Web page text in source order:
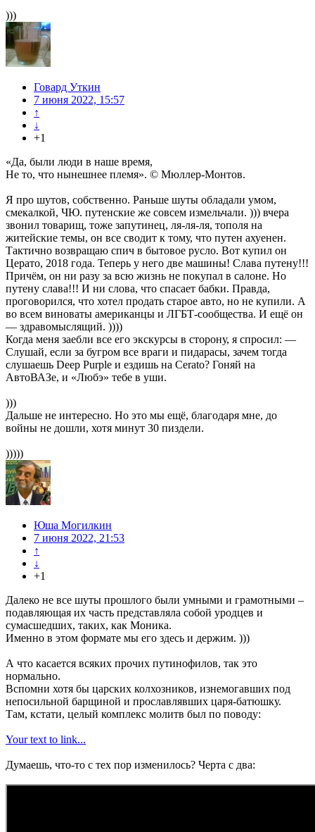
)))
Говард Уткин
7 июня 2022, 15:57
↑
↓
+1
«Да, были люди в наше время,
Не то, что нынешнее племя». © Мюллер-Монтов.
Я про шутов, собственно. Раньше шуты обладали умом,
смекалкой, ЧЮ. путенские же совсем измельчали. ))) вчера
звонил товарищ, тоже запутинец, ля-ля-ля, тополя на
житейские темы, он все сводит к тому, что путен ахуенен.
Тактично возвращаю спич в бытовое русло. Вот купил он
Церато, 2018 года. Теперь у него две машины! Слава путену!!!
Причём, он ни разу за всю жизнь не покупал в салоне. Но
путену слава!!! И ни слова, что спасает бабки. Правда,
проговорился, что хотел продать старое авто, но не купили. А
во всем виноваты американцы и ЛГБТ-сообщества. И ещё он
— здравомыслящий. ))))
Когда меня заебли все его экскурсы в сторону, я спросил: —
Слушай, если за бугром все враги и пидарасы, зачем тогда
слушаешь Deep Purple и ездишь на Cerato? Гоняй на
АвтоВАЗе, и «Любэ» тебе в уши.
)))
Дальше не интересно. Но это мы ещё, благодаря мне, до
войны не дошли, хотя минут 30 пиздели.
)))))
Юша Могилкин
7 июня 2022, 21:53
↑
↓
+1
Далеко не все шуты прошлого были умными и грамотными –
подавляющая их часть представляла собой уродцев и
сумасшедших, таких, как Моника.
Именно в этом формате мы его здесь и держим. )))
А что касается всяких прочих путинофилов, так это
нормально.
Вспомни хотя бы царских колхозников, изнемогавших под
непосильной барщиной и прославлявших царя-батюшку.
Там, кстати, целый комплекс молитв был по поводу:
Your text to link...
Думаешь, что-то с тех пор изменилось? Черта с два: